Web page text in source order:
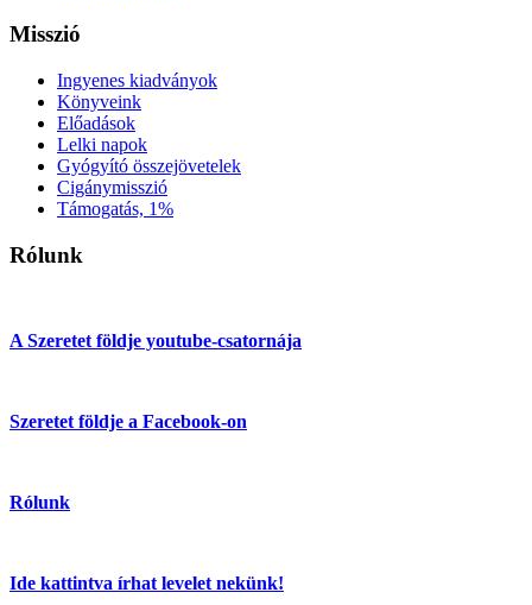
Misszió
Ingyenes kiadványok
Könyveink
Előadások
Lelki napok
Gyógyító összejövetelek
Cigánymisszió
Támogatás, 1%
Rólunk
A Szeretet földje youtube-csatornája
Szeretet földje a Facebook-on
Rólunk
Ide kattintva írhat levelet nekünk!